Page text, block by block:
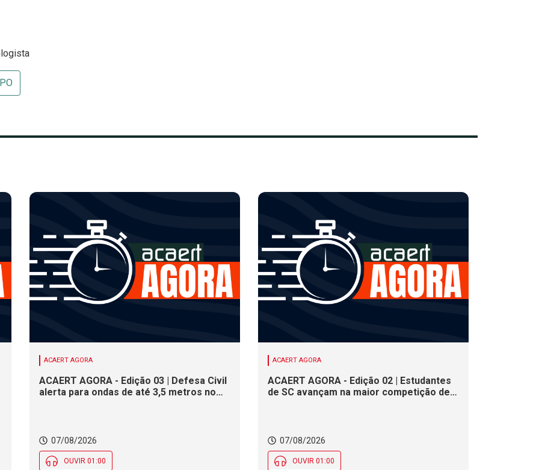
ACAERT AGORA
ACAERT AGORA - Edição 03 | Defesa Civil
alerta para ondas de até 3,5 metros no
tradições indígenas e de imigrantes em
SC
07/08/2026
OUVIR 01:00
ACAERT AGORA
ACAERT AGORA - Edição 02 | Estudantes
de SC avançam na maior competição de
Certificação de Responsabilidade Social
nesta sexta (7)
07/08/2026
OUVIR 01:00